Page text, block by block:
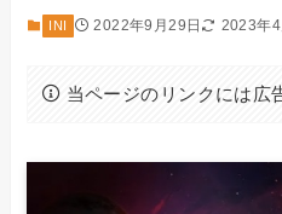
INI 2022年9月29日 2023年4
当ページのリンクには広